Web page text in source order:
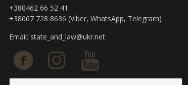
+380462 66 52 41
+38067 728 8636 (Viber, WhatsApp, Telegram)
Email: state_and_law@ukr.net